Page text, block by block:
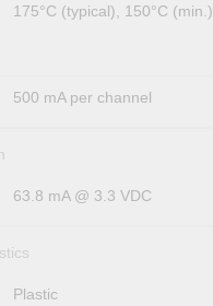
175°C (typical), 150°C (min.)
500 mA per channel
63.8 mA @ 3.3 VDC
Plastic